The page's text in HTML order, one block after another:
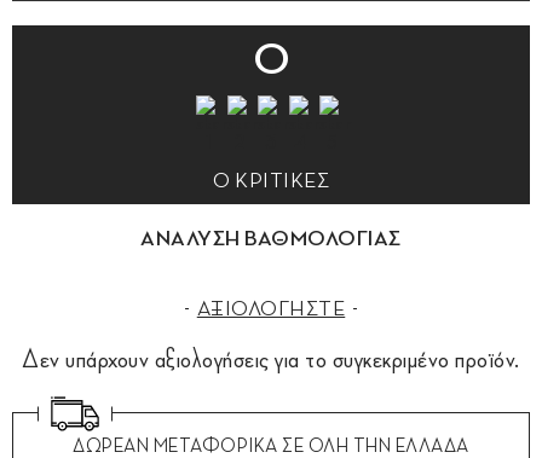
0
0 ΚΡΙΤΙΚΕΣ
ΑΝΑΛΥΣΗ ΒΑΘΜΟΛΟΓΙΑΣ
ΑΞΙΟΛΟΓΗΣΤΕ
Δεν υπάρχουν αξιολογήσεις για το συγκεκριμένο προϊόν.
ΔΩΡΕΑΝ ΜΕΤΑΦΟΡΙΚΑ ΣΕ ΟΛΗ ΤΗΝ ΕΛΛΑΔΑ